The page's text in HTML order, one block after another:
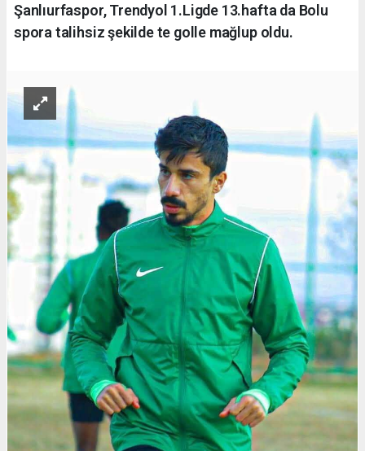
Şanlıurfaspor, Trendyol 1.Ligde 13.hafta da Bolu
spora talihsiz şekilde te golle mağlup oldu.